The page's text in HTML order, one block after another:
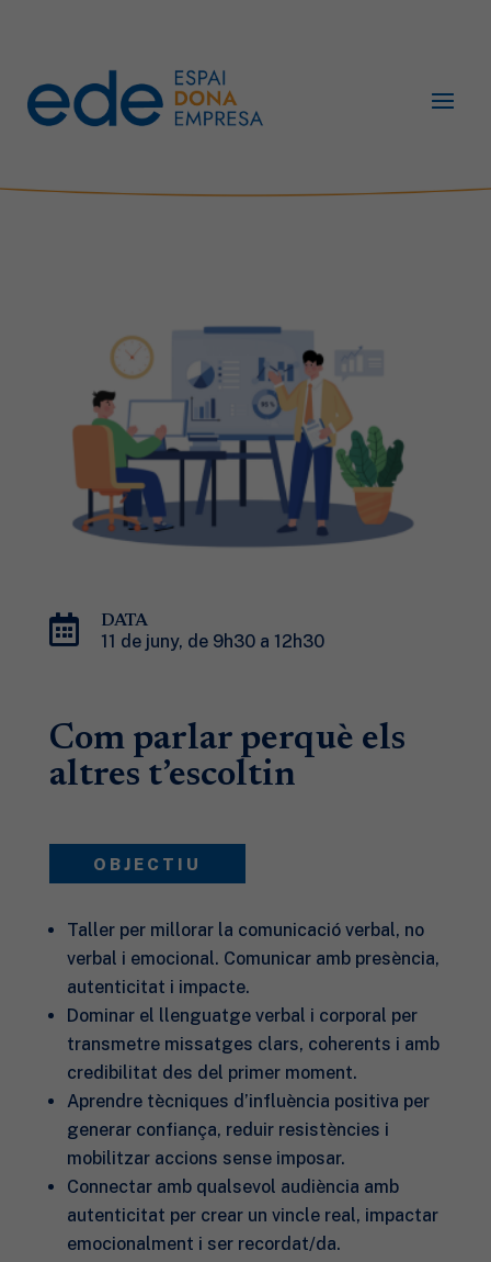
 DATA
11 de juny, de 9h30 a 12h30
Com parlar perquè els
altres t’escoltin
OBJECTIU
Taller per millorar la comunicació verbal, no
verbal i emocional. Comunicar amb presència,
autenticitat i impacte.
Dominar el llenguatge verbal i corporal per
transmetre missatges clars, coherents i amb
credibilitat des del primer moment.
Aprendre tècniques d’influència positiva per
generar confiança, reduir resistències i
mobilitzar accions sense imposar.
Connectar amb qualsevol audiència amb
autenticitat per crear un vincle real, impactar
emocionalment i ser recordat/da.